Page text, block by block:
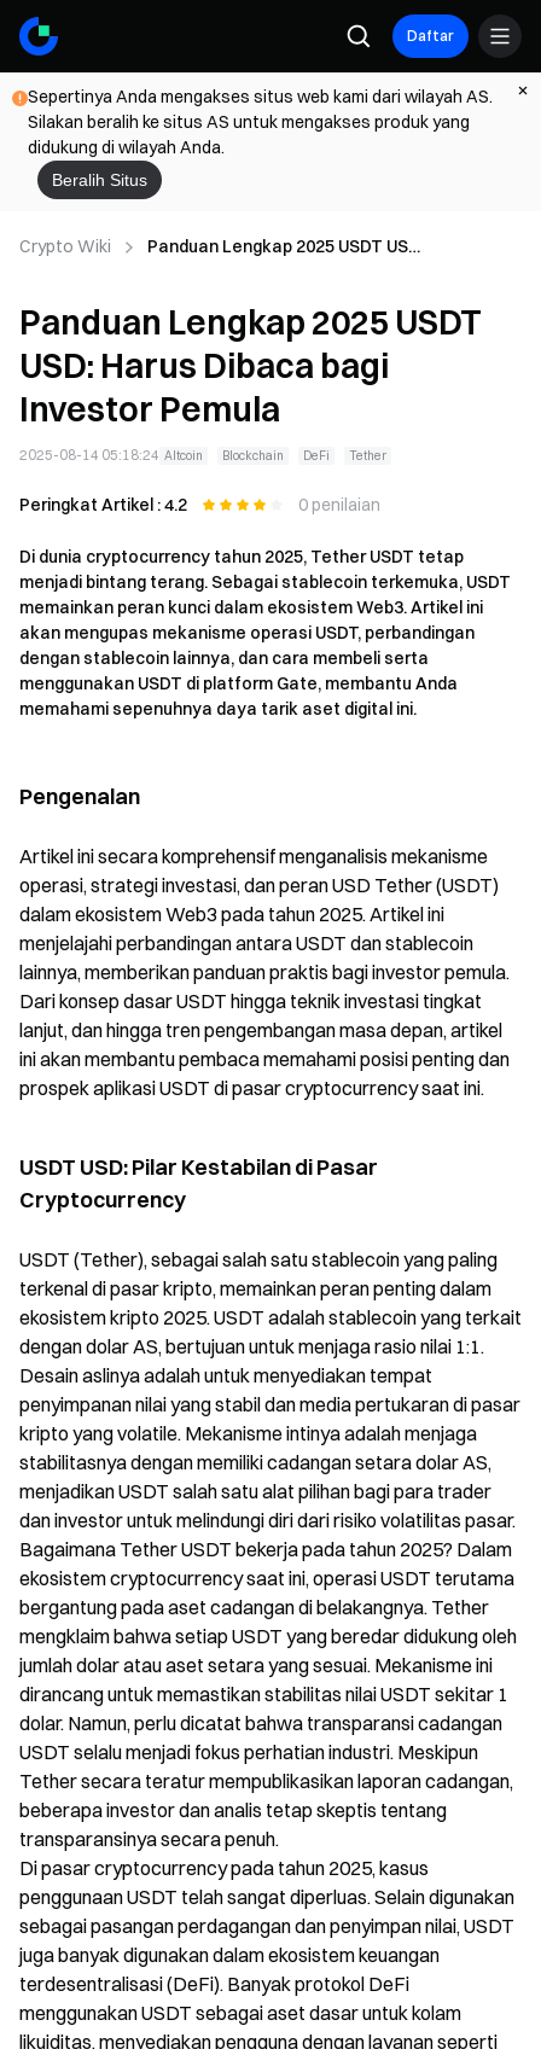
Daftar
Sepertinya Anda mengakses situs web kami dari wilayah AS.
Silakan beralih ke situs AS untuk mengakses produk yang
didukung di wilayah Anda.
Beralih Situs
Crypto Wiki
Panduan Lengkap 2025 USDT USD:
Panduan Lengkap 2025 USDT
USD: Harus Dibaca bagi
Investor Pemula
2025-08-14 05:18:24 Altcoin Blockchain DeFi Tether
Peringkat Artikel : 4.2 0 penilaian
Di dunia cryptocurrency tahun 2025, Tether USDT tetap
menjadi bintang terang. Sebagai stablecoin terkemuka, USDT
memainkan peran kunci dalam ekosistem Web3. Artikel ini
akan mengupas mekanisme operasi USDT, perbandingan
dengan stablecoin lainnya, dan cara membeli serta
menggunakan USDT di platform Gate, membantu Anda
memahami sepenuhnya daya tarik aset digital ini.
Pengenalan
Artikel ini secara komprehensif menganalisis mekanisme
operasi, strategi investasi, dan peran USD Tether (USDT)
dalam ekosistem Web3 pada tahun 2025. Artikel ini
menjelajahi perbandingan antara USDT dan stablecoin
lainnya, memberikan panduan praktis bagi investor pemula.
Dari konsep dasar USDT hingga teknik investasi tingkat
lanjut, dan hingga tren pengembangan masa depan, artikel
ini akan membantu pembaca memahami posisi penting dan
prospek aplikasi USDT di pasar cryptocurrency saat ini.
USDT USD: Pilar Kestabilan di Pasar
Cryptocurrency
USDT (Tether), sebagai salah satu stablecoin yang paling
terkenal di pasar kripto, memainkan peran penting dalam
ekosistem kripto 2025. USDT adalah stablecoin yang terkait
dengan dolar AS, bertujuan untuk menjaga rasio nilai 1:1.
Desain aslinya adalah untuk menyediakan tempat
penyimpanan nilai yang stabil dan media pertukaran di pasar
kripto yang volatile. Mekanisme intinya adalah menjaga
stabilitasnya dengan memiliki cadangan setara dolar AS,
menjadikan USDT salah satu alat pilihan bagi para trader
dan investor untuk melindungi diri dari risiko volatilitas pasar.
Bagaimana Tether USDT bekerja pada tahun 2025? Dalam
ekosistem cryptocurrency saat ini, operasi USDT terutama
bergantung pada aset cadangan di belakangnya. Tether
mengklaim bahwa setiap USDT yang beredar didukung oleh
jumlah dolar atau aset setara yang sesuai. Mekanisme ini
dirancang untuk memastikan stabilitas nilai USDT sekitar 1
dolar. Namun, perlu dicatat bahwa transparansi cadangan
USDT selalu menjadi fokus perhatian industri. Meskipun
Tether secara teratur mempublikasikan laporan cadangan,
beberapa investor dan analis tetap skeptis tentang
transparansinya secara penuh.
Di pasar cryptocurrency pada tahun 2025, kasus
penggunaan USDT telah sangat diperluas. Selain digunakan
sebagai pasangan perdagangan dan penyimpan nilai, USDT
juga banyak digunakan dalam ekosistem keuangan
terdesentralisasi (DeFi). Banyak protokol DeFi
menggunakan USDT sebagai aset dasar untuk kolam
likuiditas, menyediakan pengguna dengan layanan seperti